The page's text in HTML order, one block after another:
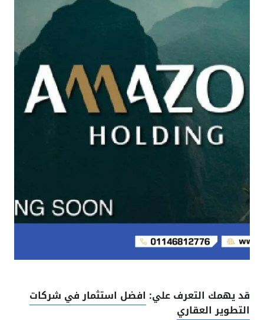
قد يهمك التعرف علي: افضل استثمار في شركات
التطوير العقاري